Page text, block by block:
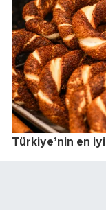
Türkiye’nin en iyi